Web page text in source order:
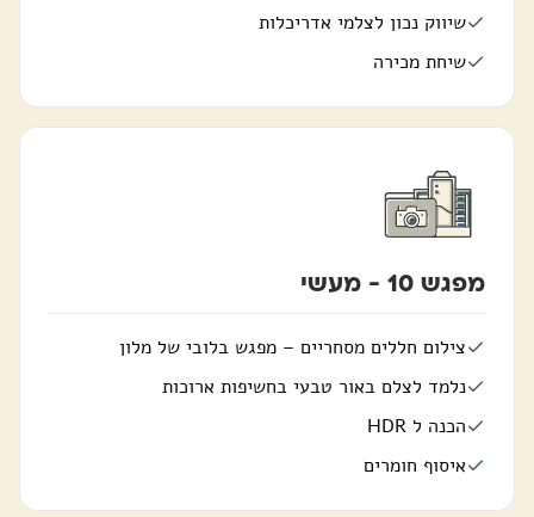
שיווק נכון לצלמי אדריכלות
שיחת מכירה
מפגש 10 - מעשי
צילום חללים מסחריים – מפגש בלובי של מלון
נלמד לצלם באור טבעי בחשיפות ארוכות
הכנה ל HDR
איסוף חומרים